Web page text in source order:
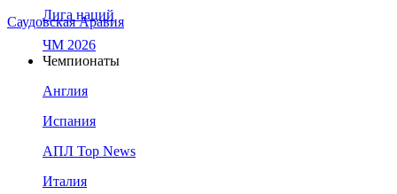
Саудовская Аравия
Лига наций
ЧМ 2026
Чемпионаты
Англия
Испания
АПЛ Top News
Италия